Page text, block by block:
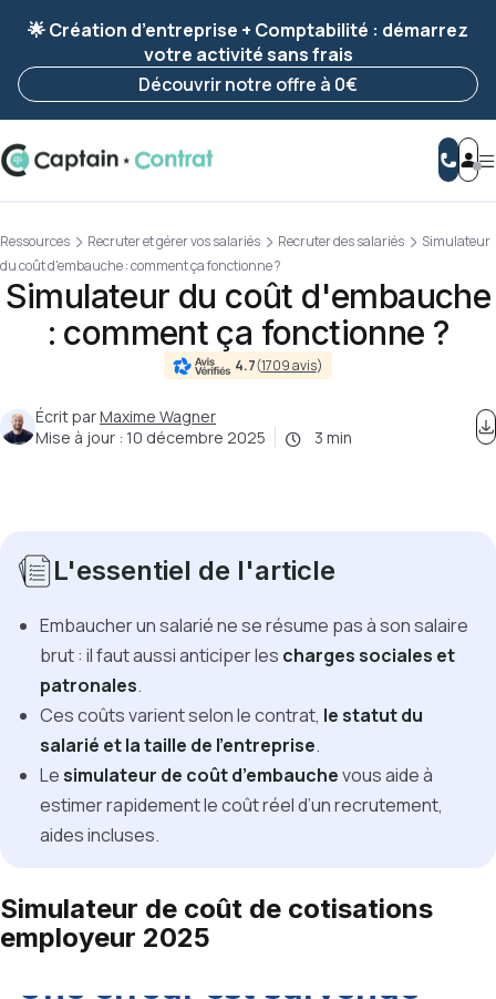
enregistrée 🚀
Reprendre ma démarche
🌟 Création d’entreprise + Comptabilité : démarrez
votre activité sans frais
Découvrir notre offre à 0€
Ressources Recruter et gérer vos salariés Recruter des salariés
Simulateur
du coût d'embauche : comment ça fonctionne ?
Simulateur du coût d'embauche
: comment ça fonctionne ?
4.7(1709 avis)
Écrit parMaxime Wagner
Mise à jour : 10 décembre 2025 3 min
L'essentiel de l'article
Embaucher un salarié ne se résume pas à son salaire
brut : il faut aussi anticiper les charges sociales et
patronales.
Ces coûts varient selon le contrat, le statut du
salarié et la taille de l’entreprise.
Lesimulateur de coût d’embauchevous aide à
estimer rapidement le coût réel d’un recrutement,
aides incluses.
Simulateur de coût de cotisations
employeur 2025